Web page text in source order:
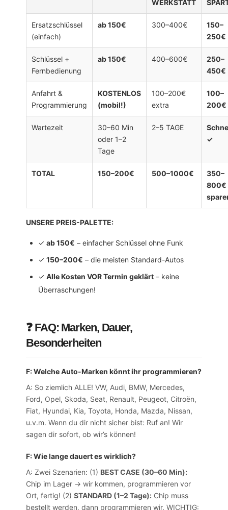
WERKSTATT
Ersatzschlüssel
(einfach)
ab 150€ 300–400€
150–
250€
Schlüssel +
Fernbedienung
ab 150€ 400–600€
250–
450€
Anfahrt &
Programmierung
KOSTENLOS
(mobil!)
100–200€
extra
100–
Wartezeit
30–60 Min
oder 1–2
Tage
2–5 TAGE
✓
TOTAL 150–200€ 500–1000€
350–
800€
UNSERE PREIS-PALETTE:
✓ ab 150€ – einfacher Schlüssel ohne Funk
✓ 150–200€ – die meisten Standard-Autos
✓ Alle Kosten VOR Termin geklärt – keine
Überraschungen!
❓ FAQ: Marken, Dauer,
Besonderheiten
F: Welche Auto-Marken könnt ihr programmieren?
A: So ziemlich ALLE! VW, Audi, BMW, Mercedes,
Ford, Opel, Skoda, Seat, Renault, Peugeot, Citroën,
Fiat, Hyundai, Kia, Toyota, Honda, Mazda, Nissan,
u.v.m. Wenn du dir nicht sicher bist: Ruf an! Wir
sagen dir sofort, ob wir’s können!
F: Wie lange dauert es wirklich?
A: Zwei Szenarien: (1) BEST CASE (30–60 Min):
Chip im Lager → wir kommen, programmieren vor
Ort, fertig! (2) STANDARD (1–2 Tage): Chip muss
bestellt werden, dann programmieren wir. WICHTIG: